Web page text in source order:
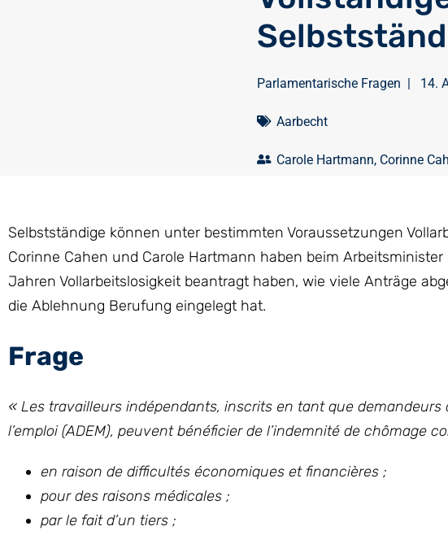
Parlamentarische Fragen | 14.
Aarbecht
Carole Hartmann, Corinne
Selbstständige können unter bestimmten Voraussetzungen
Corinne Cahen und Carole Hartmann haben beim
Jahren Vollarbeitslosigkeit beantragt haben, wie viele Anträge
die Ablehnung Berufung eingelegt hat.
Frage
« Les travailleurs indépendants, inscrits en tant que demandeurs
l’emploi (ADEM), peuvent bénéficier de l’indemnité de chômage
en raison de difficultés économiques et financières ;
pour des raisons médicales ;
par le fait d’un tiers ;